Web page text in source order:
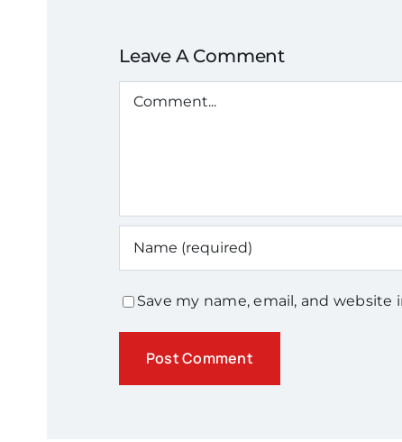
Leave A Comment
Comment
Save my name, email, and